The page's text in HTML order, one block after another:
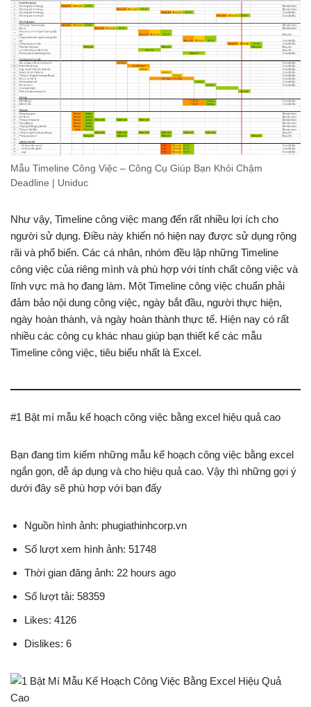
Mẫu Timeline Công Việc – Công Cụ Giúp Bạn Khỏi Chậm
Deadline | Uniduc
Như vậy, Timeline công việc mang đến rất nhiều lợi ích cho
người sử dụng. Điều này khiến nó hiện nay được sử dụng rộng
rãi và phổ biến. Các cá nhân, nhóm đều lập những Timeline
công việc của riêng mình và phù hợp với tính chất công việc và
lĩnh vực mà họ đang làm. Một Timeline công việc chuẩn phải
đảm bảo nội dung công việc, ngày bắt đầu, người thực hiện,
ngày hoàn thành, và ngày hoàn thành thực tế. Hiện nay có rất
nhiều các công cụ khác nhau giúp bạn thiết kế các mẫu
Timeline công việc, tiêu biểu nhất là Excel.
#1 Bật mí mẫu kế hoạch công việc bằng excel hiệu quả cao
Bạn đang tìm kiếm những mẫu kế hoạch công việc bằng excel
ngắn gọn, dễ áp dụng và cho hiệu quả cao. Vậy thì những gợi ý
dưới đây sẽ phù hợp với bạn đấy
Nguồn hình ảnh: phugiathinhcorp.vn
Số lượt xem hình ảnh: 51748
Thời gian đăng ảnh: 22 hours ago
Số lượt tải: 58359
Likes: 4126
Dislikes: 6